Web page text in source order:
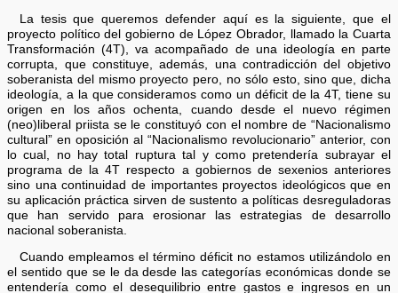
La tesis que queremos defender aquí es la siguiente, que el
proyecto político del gobierno de López Obrador, llamado la Cuarta
Transformación (4T), va acompañado de una ideología en parte
corrupta, que constituye, además, una contradicción del objetivo
soberanista del mismo proyecto pero, no sólo esto, sino que, dicha
ideología, a la que consideramos como un déficit de la 4T, tiene su
origen en los años ochenta, cuando desde el nuevo régimen
(neo)liberal priista se le constituyó con el nombre de “Nacionalismo
cultural” en oposición al “Nacionalismo revolucionario” anterior, con
lo cual, no hay total ruptura tal y como pretendería subrayar el
programa de la 4T respecto a gobiernos de sexenios anteriores
sino una continuidad de importantes proyectos ideológicos que en
su aplicación práctica sirven de sustento a políticas desreguladoras
que han servido para erosionar las estrategias de desarrollo
nacional soberanista.
Cuando empleamos el término déficit no estamos utilizándolo en
el sentido que se le da desde las categorías económicas donde se
entendería como el desequilibrio entre gastos e ingresos en un